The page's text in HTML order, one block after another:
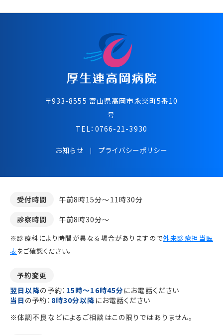
〒933-8555 富⼭県⾼岡市永楽町5番10
号
TEL： 0766-21-3930
お知らせ プライバシーポリシー
受付時間
午前8時15分～11時30分
診察時間
午前8時30分～
※診療科により時間が異なる場合がありますので外来診療担当医
表をご確認ください。
予約変更
翌日以降の予約： 15時～16時45分にお電話ください
当日 の予約： 8時30分以降 にお電話ください
※体調不良などによるご相談はこの限りではありません。